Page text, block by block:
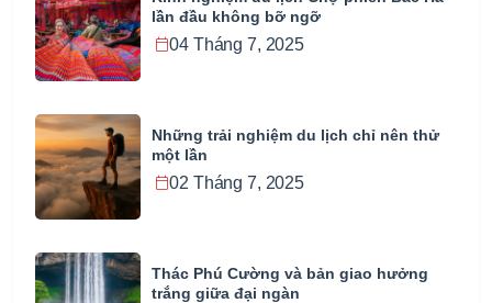
lần đầu không bỡ ngỡ
04 Tháng 7, 2025
Những trải nghiệm du lịch chỉ nên thử
một lần
02 Tháng 7, 2025
Thác Phú Cường và bản giao hưởng
trắng giữa đại ngàn